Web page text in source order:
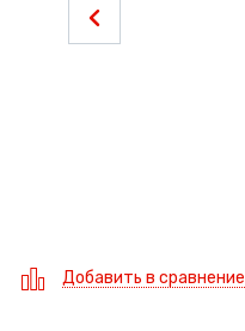
Добавить в сравнение